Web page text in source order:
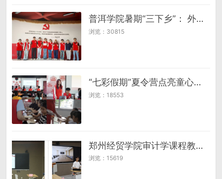
普洱学院暑期“三下乡”： 外国语学院“党团陪伴，助力双减”团队 多语言课堂绽放民族花 三下乡团队点亮童心梦想
浏览：30815
“七彩假期”夏令营点亮童心志愿服务赋能社区教育 ——三明学院小红帽志愿服务队为群二社区青少年打造多彩成长之旅
浏览：18553
郑州经贸学院审计学课程教学改革成果丰硕 教学创新打造育人新范式
浏览：15619